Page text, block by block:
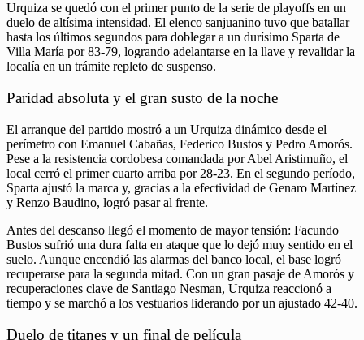
Urquiza se quedó con el primer punto de la serie de playoffs en un
duelo de altísima intensidad. El elenco sanjuanino tuvo que batallar
hasta los últimos segundos para doblegar a un durísimo Sparta de
Villa María por 83-79, logrando adelantarse en la llave y revalidar la
localía en un trámite repleto de suspenso.
Paridad absoluta y el gran susto de la noche
El arranque del partido mostró a un Urquiza dinámico desde el
perímetro con Emanuel Cabañas, Federico Bustos y Pedro Amorós.
Pese a la resistencia cordobesa comandada por Abel Aristimuño, el
local cerró el primer cuarto arriba por 28-23. En el segundo período,
Sparta ajustó la marca y, gracias a la efectividad de Genaro Martínez
y Renzo Baudino, logró pasar al frente.
Antes del descanso llegó el momento de mayor tensión: Facundo
Bustos sufrió una dura falta en ataque que lo dejó muy sentido en el
suelo. Aunque encendió las alarmas del banco local, el base logró
recuperarse para la segunda mitad. Con un gran pasaje de Amorós y
recuperaciones clave de Santiago Nesman, Urquiza reaccionó a
tiempo y se marchó a los vestuarios liderando por un ajustado 42-40.
Duelo de titanes y un final de película